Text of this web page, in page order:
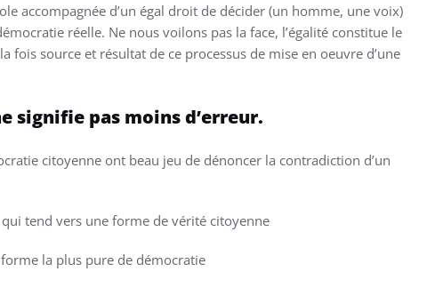
accompagnée d’un égal droit de décider (un homme, une voix)
réelle. Ne nous voilons pas la face, l’égalité constitue le
fois source et résultat de ce processus de mise en oeuvre d’une
signifie pas moins d’erreur.
citoyenne ont beau jeu de dénoncer la contradiction d’un
tend vers une forme de vérité citoyenne
la plus pure de démocratie